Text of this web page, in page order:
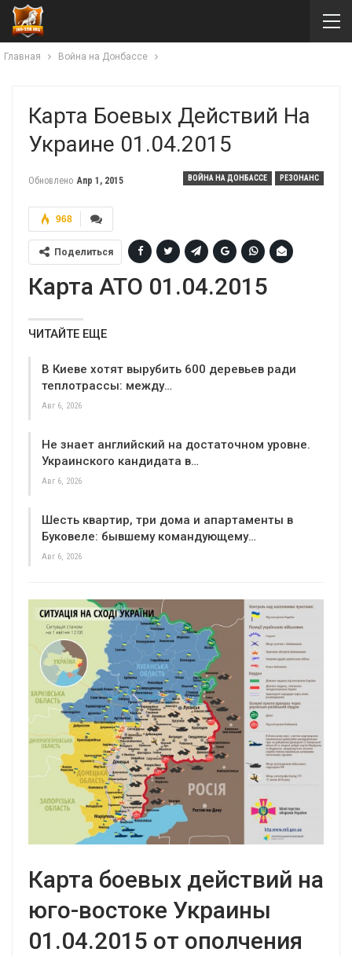
Главная Война на Донбассе
Карта Боевых Действий На
Украине 01.04.2015
ВОЙНА НА ДОНБАССЕ РЕЗОНАНС
Обновлено Апр 1, 2015
968
Поделиться
Карта АТО 01.04.2015
ЧИТАЙТЕ ЕЩЕ
В Киеве хотят вырубить 600 деревьев ради
теплотрассы: между…
Авг 6, 2026
Не знает английский на достаточном уровне.
Украинского кандидата в…
Авг 6, 2026
Шесть квартир, три дома и апартаменты в
Буковеле: бывшему командующему…
Авг 6, 2026
Карта боевых действий на
юго-востоке Украины
01.04.2015 от ополчения